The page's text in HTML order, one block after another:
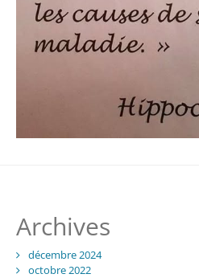
Archives
décembre 2024
octobre 2022